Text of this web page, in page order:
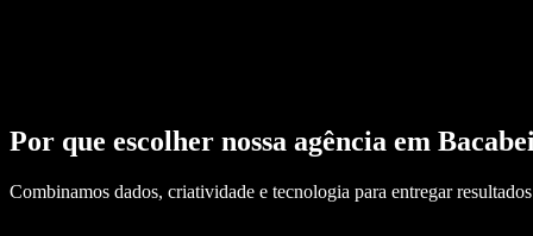
Por que escolher nossa agência em
Combinamos dados, criatividade e tecnologia para entregar